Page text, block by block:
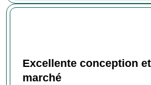
Excellente conception
marché